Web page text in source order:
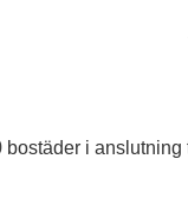
bostäder i